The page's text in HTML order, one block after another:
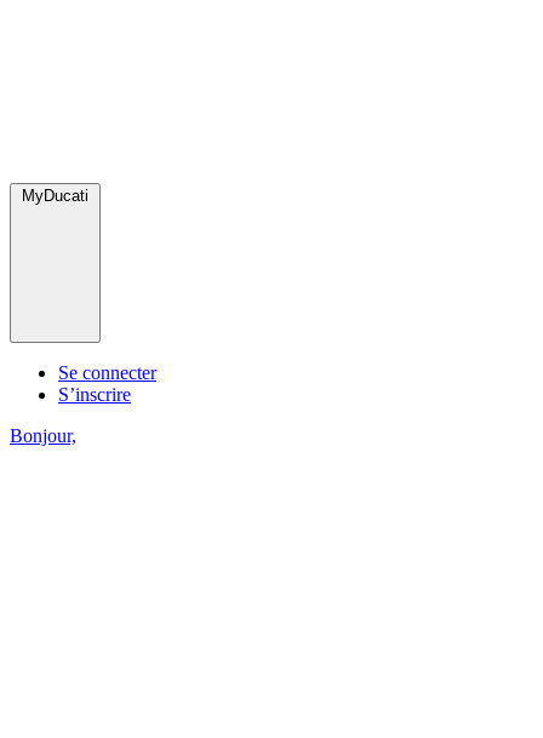
MyDucati
Se connecter
S’inscrire
Bonjour,